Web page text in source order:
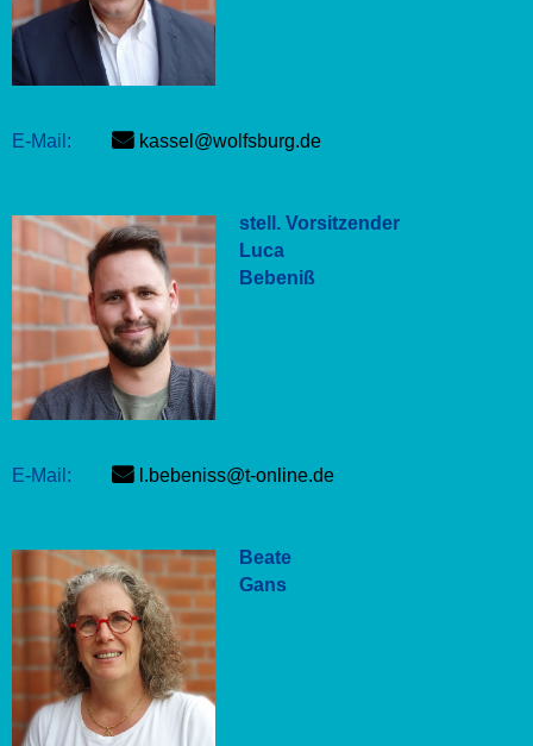
E-Mail: kassel@wolfsburg.de
stell. Vorsitzender
Luca
Bebeniß
E-Mail: l.bebeniss@t-online.de
Beate
Gans